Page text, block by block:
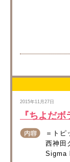
2015年11月27日
『ちよだ
＝ト
西神
Sigma